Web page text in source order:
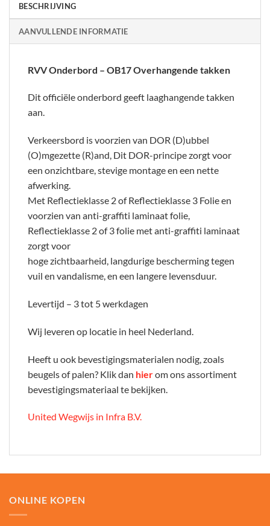
BESCHRIJVING
AANVULLENDE INFORMATIE
RVV Onderbord – OB17 Overhangende takken
Dit officiële onderbord geeft laaghangende takken
aan.
Verkeersbord is voorzien van DOR (D)ubbel
(O)mgezette (R)and, Dit DOR-principe zorgt voor
een onzichtbare, stevige montage en een nette
afwerking.
Met Reflectieklasse 2 of Reflectieklasse 3 Folie en
voorzien van anti-graffiti laminaat folie,
Reflectieklasse 2 of 3 folie met anti-graffiti laminaat
zorgt voor
hoge zichtbaarheid, langdurige bescherming tegen
vuil en vandalisme, en een langere levensduur.
Levertijd – 3 tot 5 werkdagen
Wij leveren op locatie in heel Nederland.
Heeft u ook bevestigingsmaterialen nodig, zoals
beugels of palen? Klik dan hierom ons assortiment
bevestigingsmateriaal te bekijken.
United Wegwijs in Infra B.V.
ONLINE KOPEN